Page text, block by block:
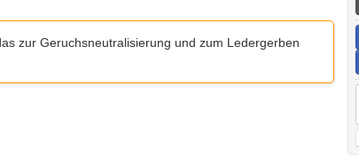
zur Geruchsneutralisierung und zum Ledergerben